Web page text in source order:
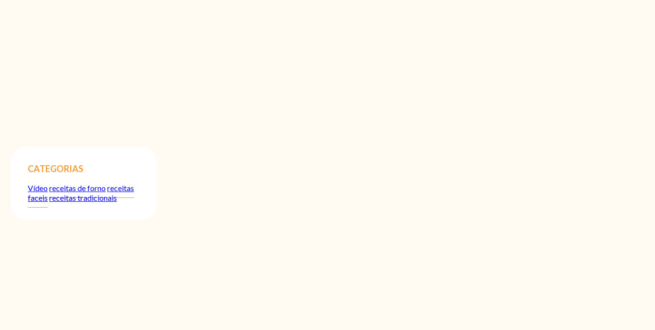
CATEGORIAS
Vídeoreceitas de fornoreceitas
faceisreceitas tradicionais